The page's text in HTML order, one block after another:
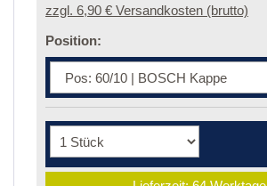
zzgl. 6,90 € Versandkosten (brutto)
Position: